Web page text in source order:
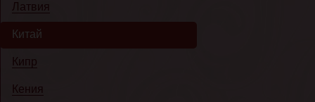
Латвия
Китай
Кипр
Кения